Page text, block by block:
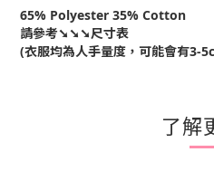
65% Polyester 35% Cotton
請參考➘➘➘尺寸表
(衣服均為人手量度，可能會有3-
了解